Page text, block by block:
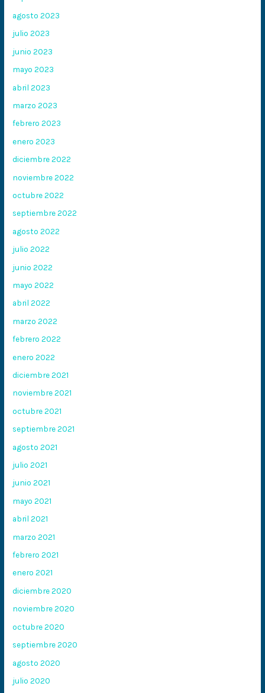
agosto 2023
julio 2023
junio 2023
mayo 2023
abril 2023
marzo 2023
febrero 2023
enero 2023
diciembre 2022
noviembre 2022
octubre 2022
septiembre 2022
agosto 2022
julio 2022
junio 2022
mayo 2022
abril 2022
marzo 2022
febrero 2022
enero 2022
diciembre 2021
noviembre 2021
octubre 2021
septiembre 2021
agosto 2021
julio 2021
junio 2021
mayo 2021
abril 2021
marzo 2021
febrero 2021
enero 2021
diciembre 2020
noviembre 2020
octubre 2020
septiembre 2020
agosto 2020
julio 2020